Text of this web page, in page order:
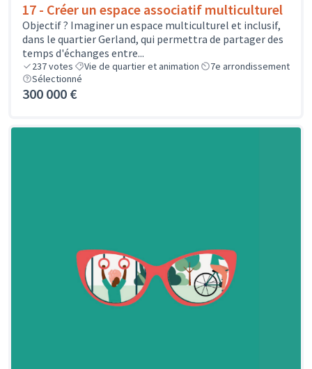
17 - Créer un espace associatif multiculturel
Objectif ? Imaginer un espace multiculturel et inclusif,
dans le quartier Gerland, qui permettra de partager des
temps d'échanges entre...
237votes Vie de quartier et animation
7e arrondissement
Sélectionné
300 000 €